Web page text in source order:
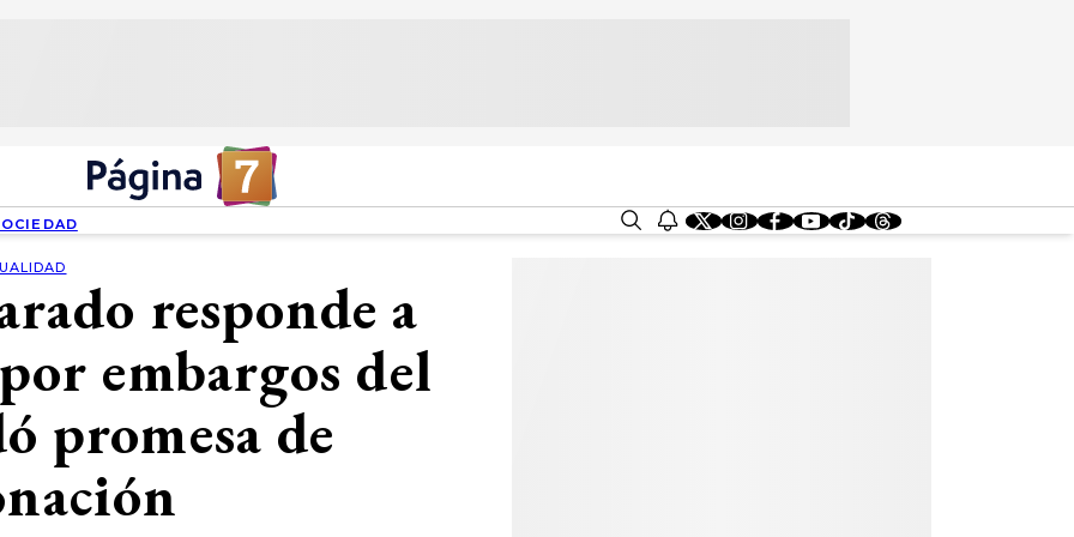
responde a
embargos del
promesa de